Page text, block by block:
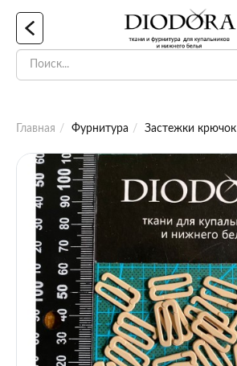
Главная Фурнитура Застежки крючок